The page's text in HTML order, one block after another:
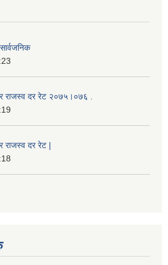
राजस्व दर रेट २०७५।०७६ .
राजस्व दर रेट |